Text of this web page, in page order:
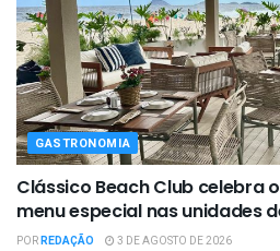
GASTRONOMIA
Clássico Beach Club celebra
menu especial nas unidades
PORREDAÇÃO 3 DE AGOSTO DE 2026